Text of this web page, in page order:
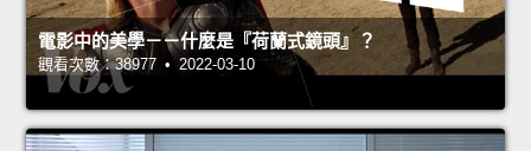
電影中的美學－－什麼是『荷蘭式鏡頭』？
觀看次數：38977 • 2022-03-10